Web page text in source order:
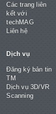
Các trang liên
kết với
techMAG
Liên hệ
Dịch vụ
Đăng ký bản tin
TM
Dịch vụ 3D/VR
Scanning